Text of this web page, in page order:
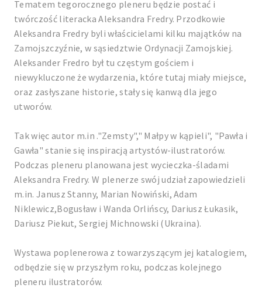
Tematem tegorocznego pleneru będzie postać i
twórczość literacka Aleksandra Fredry. Przodkowie
Aleksandra Fredry byli właścicielami kilku majątków na
Zamojszczyźnie, w sąsiedztwie Ordynacji Zamojskiej.
Aleksander Fredro był tu częstym gościem i
niewykluczone że wydarzenia, które tutaj miały miejsce,
oraz zasłyszane historie, stały się kanwą dla jego
utworów.
Tak więc autor m.in ."Zemsty"," Małpy w kąpieli", "Pawła i
Gawła" stanie się inspiracją artystów-ilustratorów.
Podczas pleneru planowana jest wycieczka-śladami
Aleksandra Fredry. W plenerze swój udział zapowiedzieli
m.in. Janusz Stanny, Marian Nowiński, Adam
Niklewicz,Bogusław i Wanda Orlińscy, Dariusz Łukasik,
Dariusz Piekut, Sergiej Michnowski (Ukraina).
Wystawa poplenerowa z towarzyszącym jej katalogiem,
odbędzie się w przyszłym roku, podczas kolejnego
pleneru ilustratorów.